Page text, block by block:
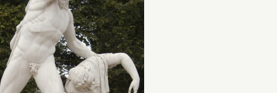
Inventaire de 1707 : « Un
grouppe de deux figures,
de marbre blanc,
représentant Cinna Petus
en pieds [ sic] qui s’enfonce
de la main droite un
poignard dans le sein et, de